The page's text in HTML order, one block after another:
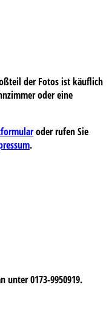
der Fotos ist käuflich
oder eine
oder rufen Sie
.
unter 0173-9950919.